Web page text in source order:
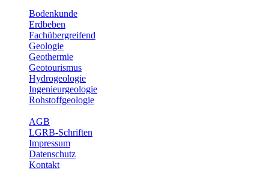
Bodenkunde
Erdbeben
Fachübergreifend
Geologie
Geothermie
Geotourismus
Hydrogeologie
Ingenieurgeologie
Rohstoffgeologie
AGB
LGRB-Schriften
Impressum
Datenschutz
Kontakt